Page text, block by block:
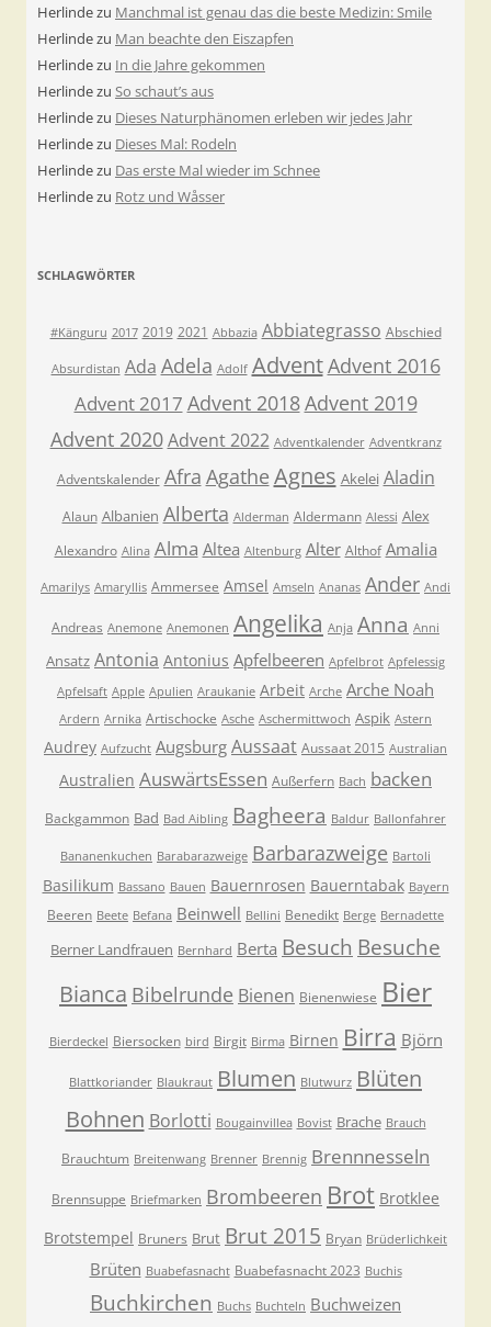
Herlindezu Manchmal ist genau das die beste Medizin: Smile
Herlindezu Man beachte den Eiszapfen
Herlindezu In die Jahre gekommen
Herlindezu So schaut’s aus
Herlindezu Dieses Naturphänomen erleben wir jedes Jahr
Herlindezu Dieses Mal: Rodeln
Herlindezu Das erste Mal wieder im Schnee
Herlindezu Rotz und Wåsser
SCHLAGWÖRTER
#Känguru 2017 2019 2021 Abbazia Abbiategrasso Abschied
Absurdistan Ada Adela Adolf AdventAdvent 2016
Advent 2017 Advent 2018Advent 2019
Advent 2020 Advent 2022 Adventkalender Adventkranz
Adventskalender Afra Agathe Agnes Akelei Aladin
Alaun Albanien Alberta Alderman Aldermann Alessi Alex
Alexandro Alina Alma Altea Altenburg Alter Althof Amalia
Amarilys Amaryllis Ammersee Amsel Amseln Ananas Ander Andi
Andreas Anemone Anemonen Angelika Anja Anna Anni
Ansatz Antonia Antonius Apfelbeeren Apfelbrot Apfelessig
Apfelsaft Apple Apulien Araukanie Arbeit Arche Arche Noah
Ardern Arnika Artischocke Asche Aschermittwoch Aspik Astern
Audrey Aufzucht Augsburg Aussaat Aussaat 2015 Australian
Australien AuswärtsEssen Außerfern Bach backen
Backgammon Bad Bad Aibling Bagheera Baldur Ballonfahrer
Bananenkuchen Barabarazweige Barbarazweige Bartoli
Basilikum Bassano Bauen Bauernrosen Bauerntabak Bayern
Beeren Beete Befana Beinwell Bellini Benedikt Berge Bernadette
Berner Landfrauen Bernhard Berta Besuch Besuche
Bianca Bibelrunde Bienen Bienenwiese Bier
Bierdeckel Biersocken bird Birgit Birma Birnen Birra Björn
Blattkoriander Blaukraut Blumen Blutwurz Blüten
Bohnen Borlotti Bougainvillea Bovist Brache Brauch
Brauchtum Breitenwang Brenner Brennig Brennnesseln
Brennsuppe Briefmarken Brombeeren Brot Brotklee
Brotstempel Bruners Brut Brut 2015 Bryan Brüderlichkeit
Brüten Buabefasnacht Buabefasnacht 2023 Buchis
Buchkirchen Buchs Buchteln Buchweizen